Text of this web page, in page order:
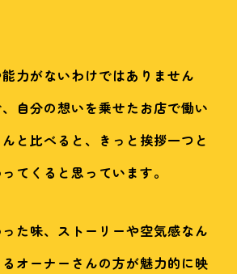
力がないわけではありません
自分の想いを乗せたお店で働い
と比べると、きっと挨拶一つと
てくると思っています。
た味、ストーリーや空気感なん
オーナーさんの方が魅力的に映